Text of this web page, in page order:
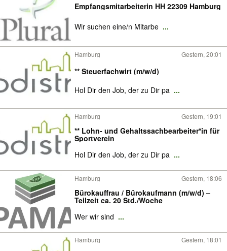
Empfangsmitarbeiterin HH 22309 Hamburg
Wir suchen eine/n Mitarbe ...
Hamburg Gestern, 20:01
** Steuerfachwirt (m/w/d)
Hol Dir den Job, der zu Dir pa ...
Hamburg Gestern, 19:01
** Lohn- und Gehaltssachbearbeiter*in für
Sportverein
Hol Dir den Job, der zu Dir pa ...
Hamburg Gestern, 18:06
Bürokauffrau / Bürokaufmann (m/w/d) –
Teilzeit ca. 20 Std./Woche
Wer wir sind ...
Hamburg Gestern, 18:01